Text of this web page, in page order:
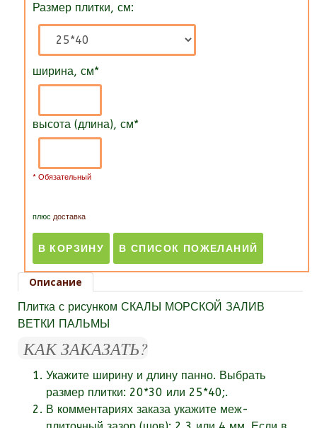
Размер плитки, см:
ширина, см*
высота (длина), см*
* Обязательный
плюс доставка
Описание
Плитка с рисунком СКАЛЫ МОРСКОЙ ЗАЛИВ
ВЕТКИ ПАЛЬМЫ
КАК ЗАКАЗАТЬ?
Укажите ширину и длину панно. Выбрать
размер плитки: 20*30 или 25*40;.
В комментариях заказа укажите меж-